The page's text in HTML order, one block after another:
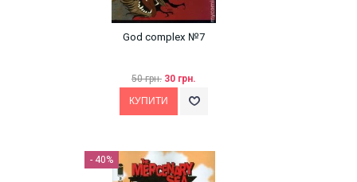
God complex №7
50 грн. 30 грн.
- 40%